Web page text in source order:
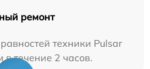
ремонт
техники Pulsar
в течение 2 часов.